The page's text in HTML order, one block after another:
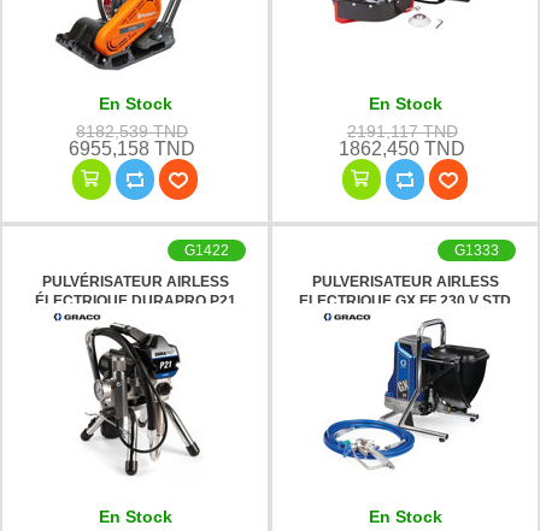
En Stock
8182,539 TND
6955,158 TND
En Stock
2191,117 TND
1862,450 TND
PULVÉRISATEUR AIRLESS
ÉLECTRIQUE DURAPRO P21
GRACO
G1422
En Stock
PULVERISATEUR AIRLESS
ELECTRIQUE GX FF 230 V STD
GRACO
G1333
En Stock